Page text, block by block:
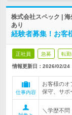
株式会社スペック |
あり
経験者募集！お客
正社員 急募 転勤
情報更新日：2026/02/24
仕事内容
お客様のオ
保守、サポ
＼学歴不問